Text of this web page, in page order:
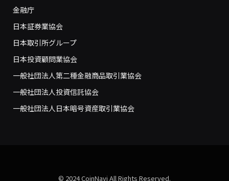
金融庁
日本証券業協会
日本取引所グループ
日本投資顧問業協会
一般社団法人第二種金融商品取引業協会
一般社団法人投資信託協会
一般社団法人日本暗号資産取引業協会
© 2024 CoinNavi All Rights Reserved.